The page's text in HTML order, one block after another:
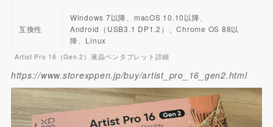
互換性
Windows 7以降、macOS 10.10以降、
Android（USB3.1 DP1.2）、Chrome OS 88以
降、Linux
Artist Pro 16（Gen 2）液晶ペンタブレット詳細
https://www.storexppen.jp/buy/artist_pro_16_gen2.html